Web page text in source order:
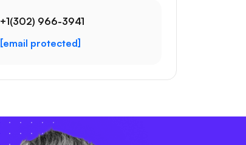
+1(302) 966-3941
[email protected]